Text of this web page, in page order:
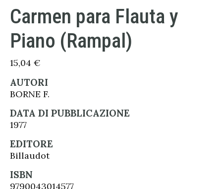
Carmen para Flauta y
Piano (Rampal)
15,04 €
AUTORI
BORNE F.
DATA DI PUBBLICAZIONE
1977
EDITORE
Billaudot
ISBN
9790043014577